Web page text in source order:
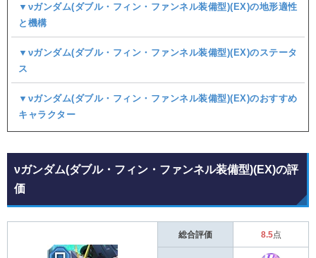
▼νガンダム(ダブル・フィン・ファンネル装備型)(EX)の地形適性
と機構
▼νガンダム(ダブル・フィン・ファンネル装備型)(EX)のステータ
ス
▼νガンダム(ダブル・フィン・ファンネル装備型)(EX)のおすすめ
キャラクター
νガンダム(ダブル・フィン・ファンネル装備型)(EX)の評
価
総合評価 8.5点